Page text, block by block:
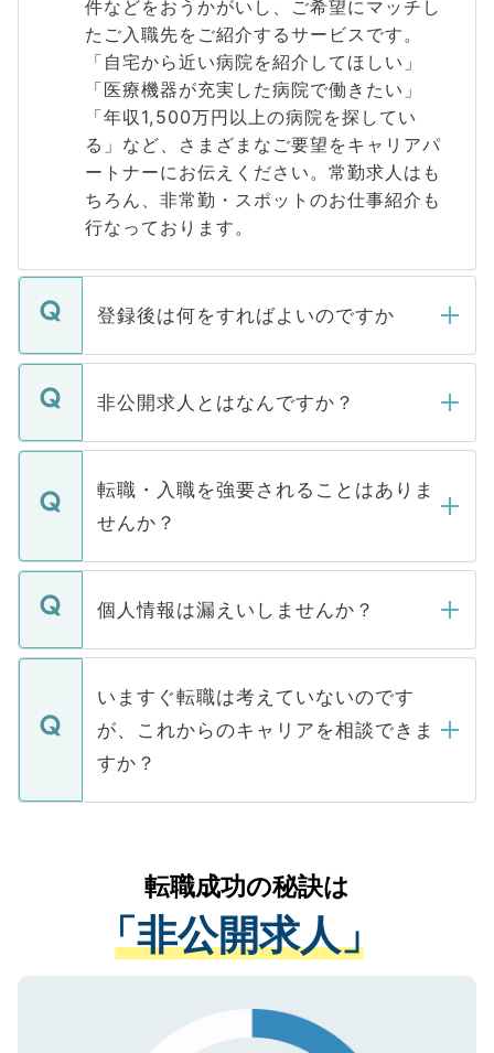
件などをおうかがいし、ご希望にマッチし
たご入職先をご紹介するサービスです。
「自宅から近い病院を紹介してほしい」
「医療機器が充実した病院で働きたい」
「年収1,500万円以上の病院を探してい
る」など、さまざまなご要望をキャリアパ
ートナーにお伝えください。常勤求人はも
ちろん、非常勤・スポットのお仕事紹介も
行なっております。
登録後は何をすればよいのですか
ご登録いただきましたら、弊社担当者がご
登録内容を確認し、その後メールもしくは
ます。通常、5営業日以内にはご連絡をせて
いただきますので、しばらくお待ちくださ
非公開求人とはなんですか？
マイナビDOCTORで取り扱っている求人の
うち約3割は、Webサイトからご覧いただ
けない「非公開求人」です。非公開求人は
下記の理由によって、一般には公開してい
ません。
■応募殺到を避けるため 人気のある医療機
関を公にしてしまうと、応募が殺到する場
に、医療機関が求める条件に合った人材の
みを人材紹介会社に依頼するケースが増え
ています。
転職・入職を強要されることはありま
せんか？
転職・入職を強要することは一切ありませ
ん。また、仮に応募先から内定をいただい
定を承諾する必要はありません。内定先へ
の辞退の連絡はキャリアパートナーが行い
個人情報は漏えいしませんか？
個人情報が漏えいすることはありませんの
で、ご安心ください。当サイトからの登録
などで収集したご登録者様の個人情報は、
ご本人のキャリアアップおよび転職活動の
支援を目的に使用いたします。お預かりし
ているすべての個人データはご本人の許可
は、個人情報の取り扱いについての厳密な
管理基準を満たした事業者のみに付与され
る、プライバシーマークを取得済みです。
で、機密保持に関してもご安心ください。
いますぐ転職は考えていないのです
が、これからのキャリアを相談できま
すか？
かがいして、現在の医療機関の状況や紹介
経験をまじえながら、適切なアドバイスを
させていただきます。すぐにご転職をされ
ない方には、長期的なサポートが可能です
ので、まずはご登録ください。
転職成功の秘訣は
「非公開求人」